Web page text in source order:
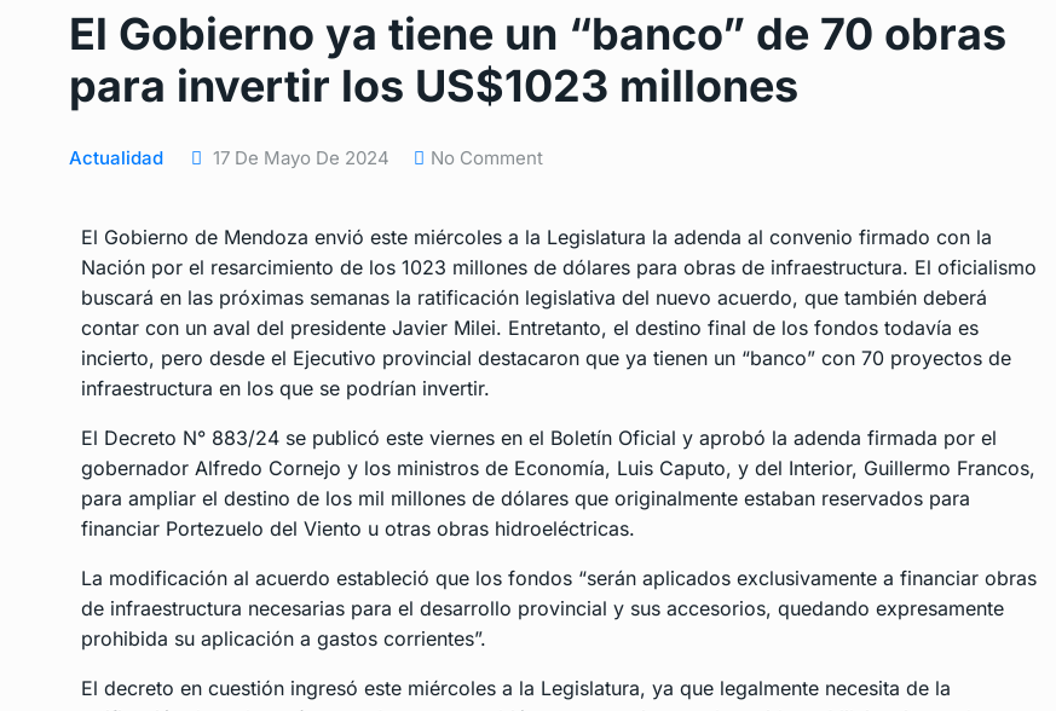
El Gobierno ya tiene un “banco” de 70 obras
para invertir los US$1023 millones
Actualidad 17 De Mayo De 2024 No Comment
El Gobierno de Mendoza envió este miércoles a la Legislatura la adenda al convenio firmado con la
Nación por el resarcimiento de los 1023 millones de dólares para obras de infraestructura. El oficialismo
buscará en las próximas semanas la ratificación legislativa del nuevo acuerdo, que también deberá
contar con un aval del presidente Javier Milei. Entretanto, el destino final de los fondos todavía es
incierto, pero desde el Ejecutivo provincial destacaron que ya tienen un “banco” con 70 proyectos de
infraestructura en los que se podrían invertir.
El Decreto N° 883/24 se publicó este viernes en el Boletín Oficial y aprobó la adenda firmada por el
gobernador Alfredo Cornejo y los ministros de Economía, Luis Caputo, y del Interior, Guillermo Francos,
para ampliar el destino de los mil millones de dólares que originalmente estaban reservados para
financiar Portezuelo del Viento u otras obras hidroeléctricas.
La modificación al acuerdo estableció que los fondos “serán aplicados exclusivamente a financiar obras
de infraestructura necesarias para el desarrollo provincial y sus accesorios, quedando expresamente
prohibida su aplicación a gastos corrientes”.
El decreto en cuestión ingresó este miércoles a la Legislatura, ya que legalmente necesita de la